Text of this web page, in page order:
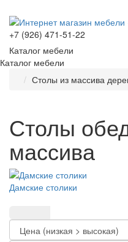
+7 (926) 471-51-22
Каталог мебели
Каталог мебели
Столы из массива
Столы
массива
Дамские столики